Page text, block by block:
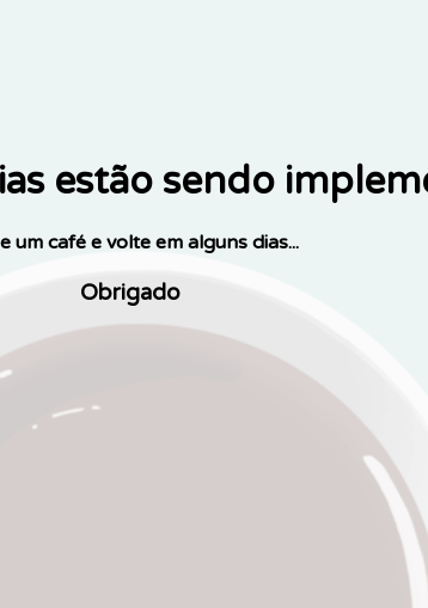
estão sendo
um café e volte em alguns dias...
Obrigado